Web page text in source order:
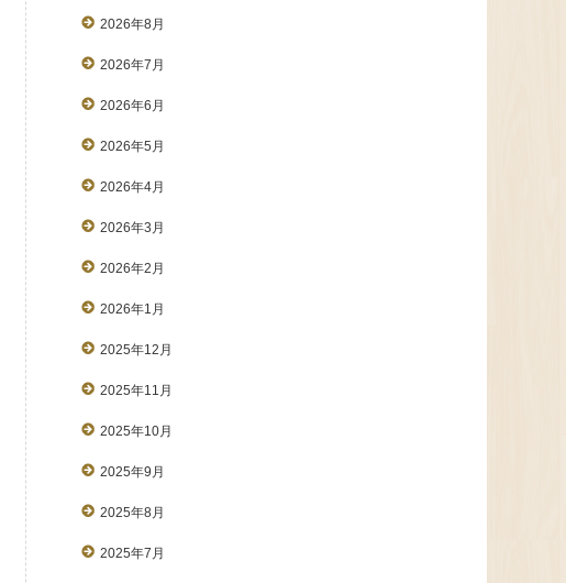
2026年8月
2026年7月
2026年6月
2026年5月
2026年4月
2026年3月
2026年2月
2026年1月
2025年12月
2025年11月
2025年10月
2025年9月
2025年8月
2025年7月